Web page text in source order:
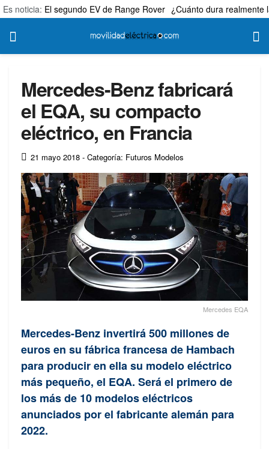
Es noticia: El segundo EV de Range Rover ¿Cuánto dura realmente
Mercedes-Benz fabricará
el EQA, su compacto
eléctrico, en Francia
21 mayo 2018 - Categoría: Futuros Modelos
Mercedes EQA
Mercedes-Benz invertirá 500 millones de
euros en su fábrica francesa de Hambach
para producir en ella su modelo eléctrico
más pequeño, el EQA. Será el primero de
los más de 10 modelos eléctricos
anunciados por el fabricante alemán para
2022.